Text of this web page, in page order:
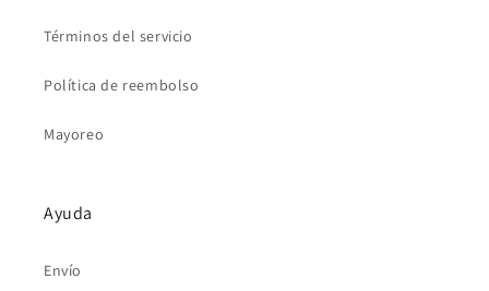
Términos del servicio
Política de reembolso
Mayoreo
Ayuda
Envío